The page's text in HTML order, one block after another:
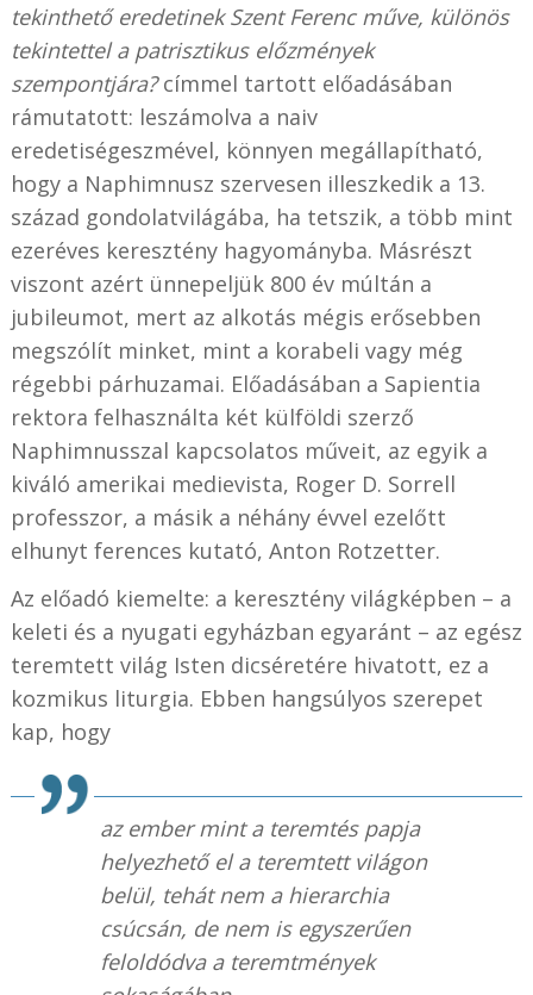
tekinthető eredetinek Szent Ferenc műve, különös
tekintettel a patrisztikus előzmények
szempontjára?címmel tartott előadásában
rámutatott: leszámolva a naiv
eredetiségeszmével, könnyen megállapítható,
hogy a Naphimnusz szervesen illeszkedik a 13.
század gondolatvilágába, ha tetszik, a több mint
ezeréves keresztény hagyományba. Másrészt
viszont azért ünnepeljük 800 év múltán a
jubileumot, mert az alkotás mégis erősebben
megszólít minket, mint a korabeli vagy még
régebbi párhuzamai. Előadásában a Sapientia
rektora felhasználta két külföldi szerző
Naphimnusszal kapcsolatos műveit, az egyik a
kiváló amerikai medievista, Roger D. Sorrell
professzor, a másik a néhány évvel ezelőtt
elhunyt ferences kutató, Anton Rotzetter.
Az előadó kiemelte: a keresztény világképben – a
keleti és a nyugati egyházban egyaránt – az egész
teremtett világ Isten dicséretére hivatott, ez a
kozmikus liturgia. Ebben hangsúlyos szerepet
kap, hogy
az ember mint a teremtés papja
helyezhető el a teremtett világon
belül, tehát nem a hierarchia
csúcsán, de nem is egyszerűen
feloldódva a teremtmények